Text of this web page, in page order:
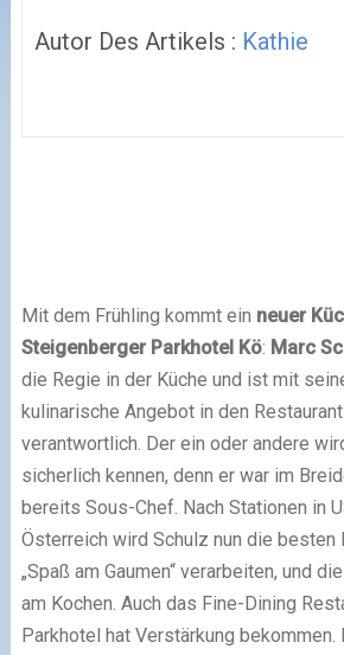
Autor Des Artikels : Kathie
Mit dem Frühling kommt ein neuer
Steigenberger Parkhotel Kö: Marc
die Regie in der Küche und ist mit
kulinarische Angebot in den
verantwortlich. Der ein oder andere
sicherlich kennen, denn er war im
bereits Sous-Chef. Nach Stationen in
Österreich wird Schulz nun die besten
„Spaß am Gaumen“ verarbeiten, und
am Kochen. Auch das Fine-Dining
Parkhotel hat Verstärkung